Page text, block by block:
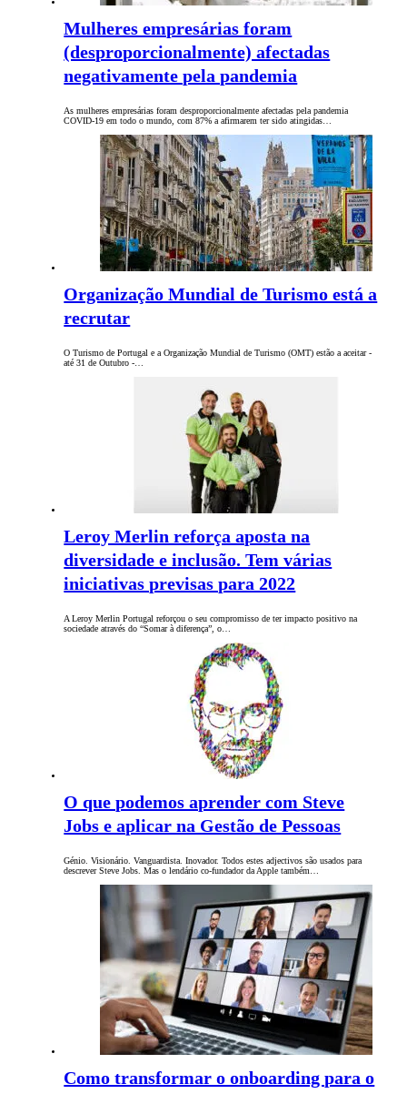
Mulheres empresárias foram
(desproporcionalmente) afectadas
negativamente pela pandemia
As mulheres empresárias foram desproporcionalmente afectadas pela pandemia
COVID-19 em todo o mundo, com 87% a afirmarem ter sido atingidas…
Organização Mundial de Turismo está a
recrutar
O Turismo de Portugal e a Organização Mundial de Turismo (OMT) estão a aceitar -
até 31 de Outubro -…
Leroy Merlin reforça aposta na
diversidade e inclusão. Tem várias
iniciativas previsas para 2022
A Leroy Merlin Portugal reforçou o seu compromisso de ter impacto positivo na
sociedade através do “Somar à diferença”, o…
O que podemos aprender com Steve
Jobs e aplicar na Gestão de Pessoas
Génio. Visionário. Vanguardista. Inovador. Todos estes adjectivos são usados para
descrever Steve Jobs. Mas o lendário co-fundador da Apple também…
Como transformar o onboarding para o